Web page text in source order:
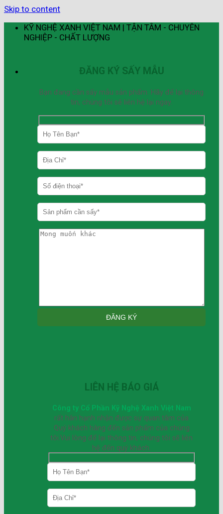
Skip to content
KỸ NGHỆ XANH VIỆT NAM | TẬN TÂM - CHUYÊN
NGHIỆP - CHẤT LƯỢNG
ĐĂNG KÝ SẤY MẪU
Bạn đang cần sấy mẫu sản phẩm. Hãy để lại thông
tin, chúng tôi sẽ liên hệ lại ngay.
LIÊN HỆ BÁO GIÁ
Công ty Cổ Phần Kỹ Nghệ Xanh Việt Nam
rất hân hạnh nhận được sự quan tâm của
Quý khách hàng đến sản phẩm của chúng
tôi.Vui lòng để lại thông tin, chúng tôi sẽ liên
hệ đến quý khách.